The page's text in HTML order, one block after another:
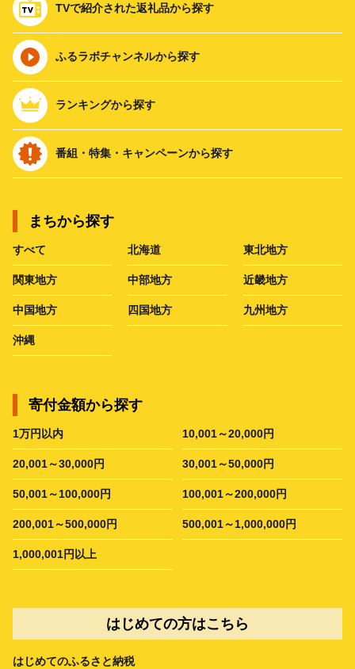
TVで紹介された返礼品から探す
ふるラボチャンネルから探す
ランキングから探す
番組・特集・キャンペーンから探す
まちから探す
すべて 北海道 東北地方
関東地方 中部地方 近畿地方
中国地方 四国地方 九州地方
沖縄
寄付金額から探す
1万円以内 10,001～20,000円
20,001～30,000円 30,001～50,000円
50,001～100,000円 100,001～200,000円
200,001～500,000円 500,001～1,000,000円
1,000,001円以上
はじめての方はこちら
はじめてのふるさと納税